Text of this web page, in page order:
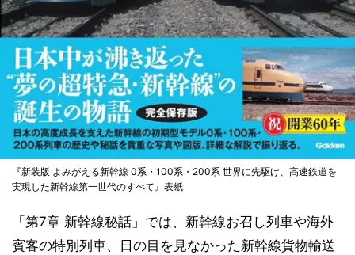
『新装版 よみがえる新幹線 0系・100系・200系 世界に先駆け、高速鉄道を
実現した新幹線第一世代のすべて』表紙
「第7章 新幹線秘話」では、新幹線お召し列車や海外
賓客の特別列車、日の目を見なかった新幹線貨物輸送